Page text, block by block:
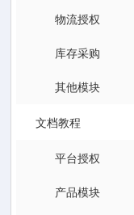
物流授权
库存采购
其他模块
文档教程
平台授权
产品模块